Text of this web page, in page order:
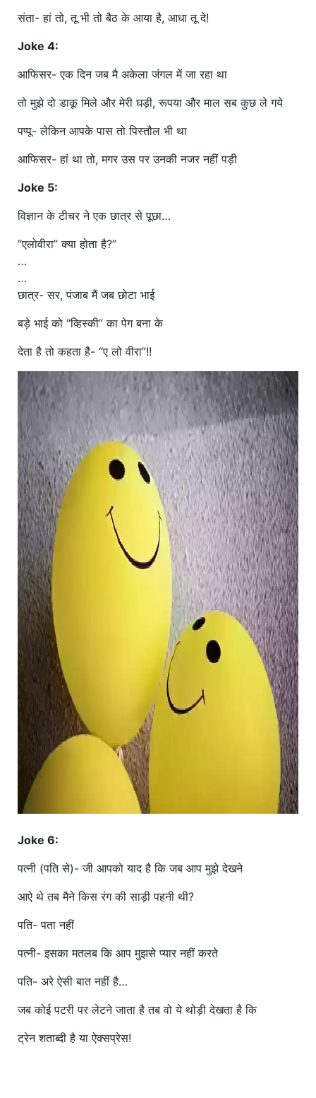
संता- हां तो, तू भी तो बैठ के आया है, आधा तू दे!
Joke 4:
आफिसर- एक दिन जब मै अकेला जंगल में जा रहा था
तो मुझे दो डाकू मिले और मेरी घड़ी, रूपया और माल सब कुछ ले गये
पप्पू- लेकिन आपके पास तो पिस्तौल भी था
आफिसर- हां था तो, मगर उस पर उनकी नजर नहीं पड़ी
Joke 5:
विज्ञान के टीचर ने एक छात्र से पूछा…
“एलोवीरा” क्या होता है?”
…
…
छात्र- सर, पंजाब मैं जब छोटा भाई
बड़े भाई को “व्हिस्की” का पेग बना के
देता है तो कहता है- “ए लो वीरा”!!
Joke 6:
पत्नी (पति से)- जी आपको याद है कि जब आप मुझे देखने
आऐ थे तब मैने किस रंग की साड़ी पहनी थी?
पति- पता नहीं
पत्नी- इसका मतलब कि आप मुझसे प्यार नहीं करते
पति- अरे ऐसी बात नहीं है…
जब कोई पटरी पर लेटने जाता है तब वो ये थोड़ी देखता है कि
ट्रेन शताब्दी है या ऐक्सप्रेस!